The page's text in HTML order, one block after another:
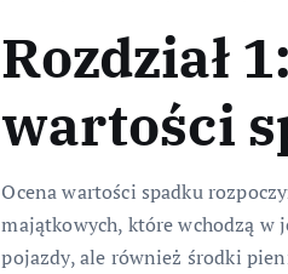
Rozdział
wartości
Ocena wartości spadku
majątkowych, które wchodzą w
pojazdy, ale również środki